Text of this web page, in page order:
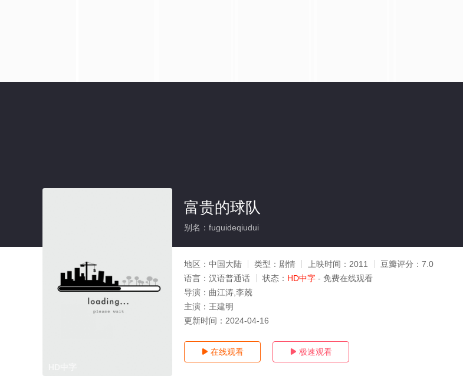
富贵的球队
别名：fuguideqiudui
地区： 中国大陆 类型： 剧情 上映时间： 2011 豆瓣评分： 7.0
语言： 汉语普通话 状态： HD中字 - 免费在线观看
导演： 曲江涛,李兢
主演： 王建明
更新时间： 2024-04-16
 在线观看  极速观看